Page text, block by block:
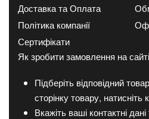
Доставка та Оплата
Політика компанії
Сертифікати
Як зробити замовлення на
Підберіть відповідний
сторінку товару, натисніть
Вкажіть ваші контактні